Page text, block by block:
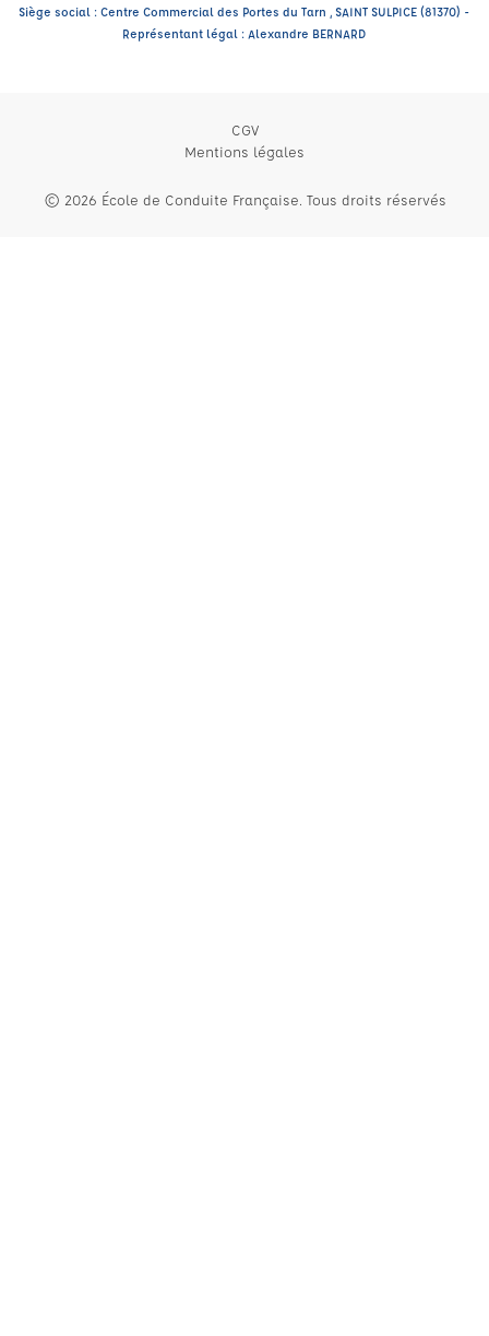
Siège social : Centre Commercial des Portes du Tarn , SAINT SULPICE (81370) -
Représentant légal : Alexandre BERNARD
CGV
Mentions légales
© 2026 École de Conduite Française. Tous droits réservés